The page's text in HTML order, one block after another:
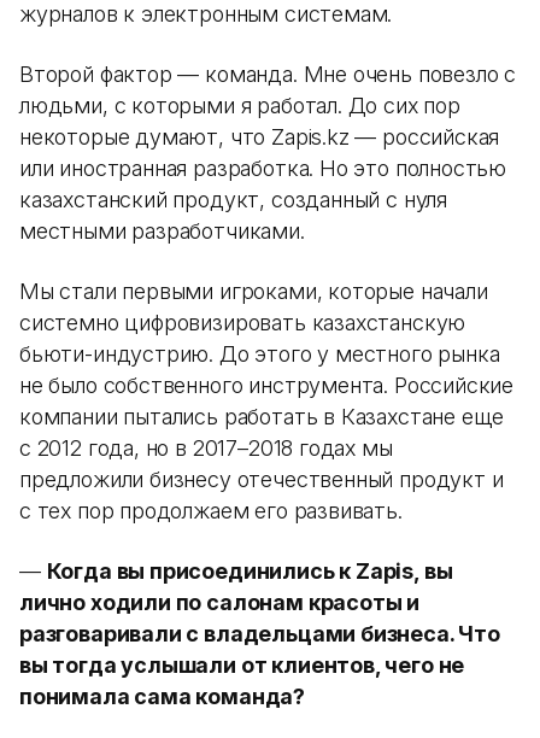
журналов к электронным системам.
Второй фактор — команда. Мне очень повезло с
людьми, с которыми я работал. До сих пор
некоторые думают, что Zapis.kz — российская
или иностранная разработка. Но это полностью
казахстанский продукт, созданный с нуля
местными разработчиками.
Мы стали первыми игроками, которые начали
системно цифровизировать казахстанскую
бьюти-индустрию. До этого у местного рынка
не было собственного инструмента. Российские
компании пытались работать в Казахстане еще
с 2012 года, но в 2017–2018 годах мы
предложили бизнесу отечественный продукт и
с тех пор продолжаем его развивать.
— Когда вы присоединились к Zapis, вы
лично ходили по салонам красоты и
разговаривали с владельцами бизнеса. Что
вы тогда услышали от клиентов, чего не
понимала сама команда?